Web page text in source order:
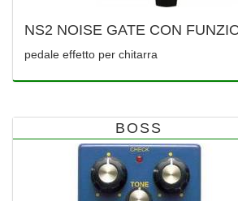
NS2 NOISE GATE CON
pedale effetto per chitarra
BOSS